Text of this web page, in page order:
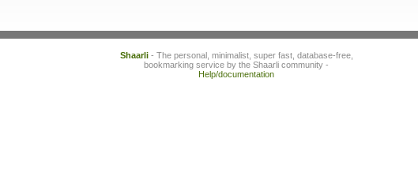
Shaarli- The personal, minimalist, super fast, database-free,
bookmarking service by the Shaarli community -
Help/documentation